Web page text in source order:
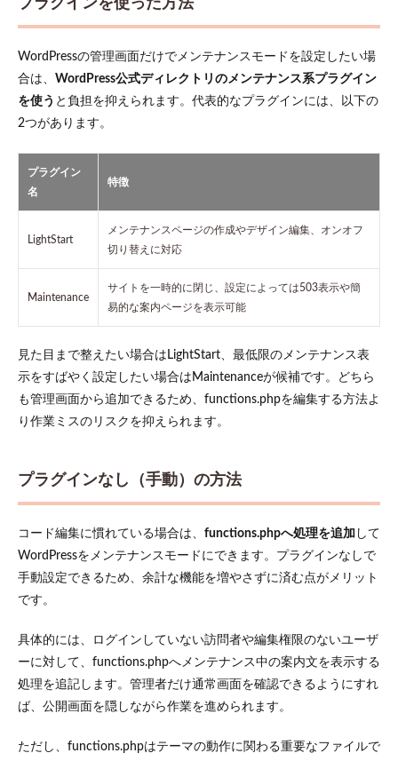
6
WordPress
ナンスモ
ードが解
除されな
い場合の
対処法
6.1
サーバー
上の
「.maintenance」
ブラ
やサ
キャ
ッシ
ュを
クリ
る
プラ
グイ
ンを
化し
てテ
ーマ
との
確認
する
6.4
ーの
を特
プラグインを使った方法
WordPressの管理画面だけでメンテナンスモードを設定したい場
合は、 WordPress公式ディレクトリのメンテナンス系プラグイン
を使う と負担を抑えられます。代表的なプラグインには、以下の
2つがあります。
プラグイン
名
特徴
LightStart
メンテナンスページの作成やデザイン編集、オンオフ
切り替えに対応
Maintenance
サイトを一時的に閉じ、設定によっては503表示や簡
易的な案内ページを表示可能
見た目まで整えたい場合はLightStart、最低限のメンテナンス表
示をすばやく設定したい場合はMaintenanceが候補です。どちら
も管理画面から追加できるため、functions.phpを編集する方法よ
り作業ミスのリスクを抑えられます。
プラグインなし（手動）の方法
コード編集に慣れている場合は、 functions.phpへ処理を追加 して
WordPressをメンテナンスモードにできます。プラグインなしで
手動設定できるため、余計な機能を増やさずに済む点がメリット
です。
具体的には、ログインしていない訪問者や編集権限のないユーザ
ーに対して、functions.phpへメンテナンス中の案内文を表示する
処理を追記します。管理者だけ通常画面を確認できるようにすれ
ば、公開画面を隠しながら作業を進められます。
ただし、functions.phpはテーマの動作に関わる重要なファイルで